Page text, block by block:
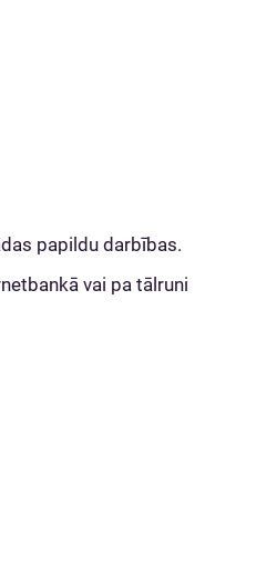
papildu darbības.
vai pa tālruni